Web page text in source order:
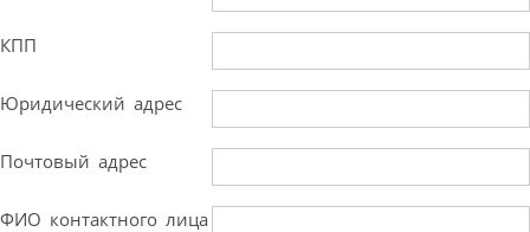
КПП
Юридический адрес
Почтовый адрес
ФИО контактного лица